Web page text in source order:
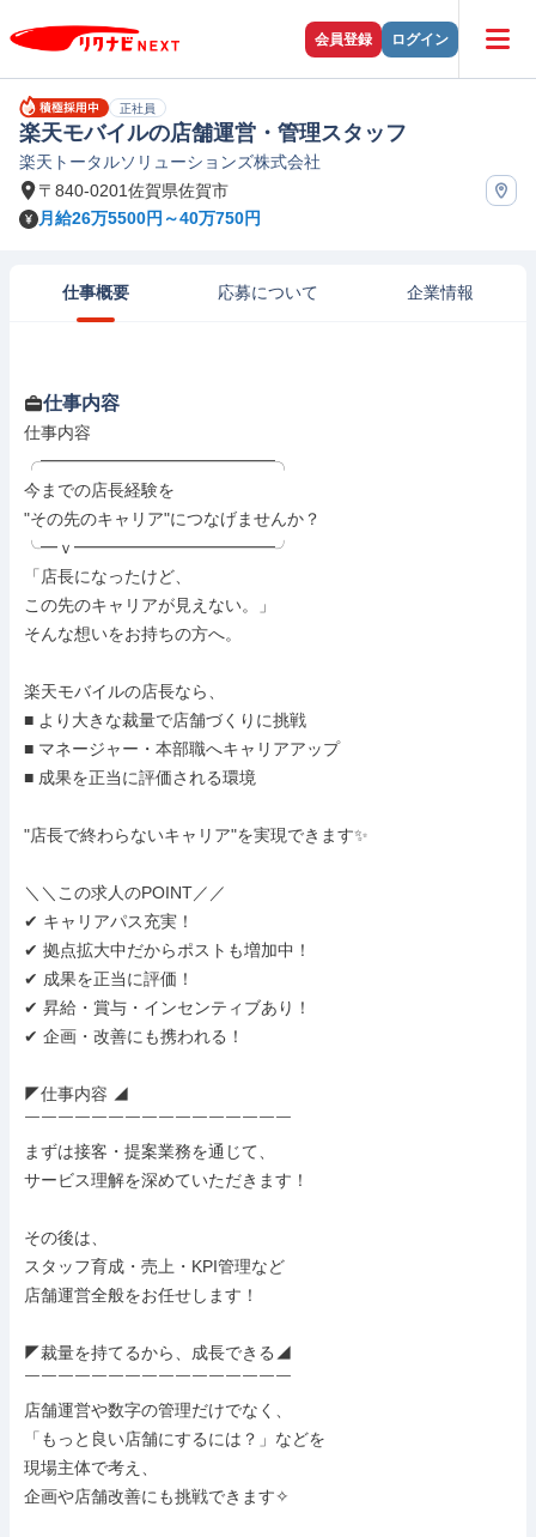
会員登録 ログイン
正社員
楽天モバイルの店舗運営・管理スタッフ
楽天トータルソリューションズ株式会社
〒840-0201佐賀県佐賀市
月給26万5500円～40万750円
仕事概要 応募について 企業情報
仕事内容
仕事内容
╭━━━━━━━━━━━━━━╮
今までの店長経験を
"その先のキャリア"につなげませんか？
╰━ｖ━━━━━━━━━━━━╯
「店長になったけど、
この先のキャリアが見えない。」
そんな想いをお持ちの方へ。
楽天モバイルの店長なら、
■ より大きな裁量で店舗づくりに挑戦
■ マネージャー・本部職へキャリアアップ
■ 成果を正当に評価される環境
"店長で終わらないキャリア"を実現できます✨
＼＼この求人のPOINT／／
✔ キャリアパス充実！
✔ 拠点拡大中だからポストも増加中！
✔ 成果を正当に評価！
✔ 昇給・賞与・インセンティブあり！
✔ 企画・改善にも携われる！
◤仕事内容 ◢
￣￣￣￣￣￣￣￣￣￣￣￣￣￣￣￣
まずは接客・提案業務を通じて、
サービス理解を深めていただきます！
その後は、
スタッフ育成・売上・KPI管理など
店舗運営全般をお任せします！
◤裁量を持てるから、成長できる◢
￣￣￣￣￣￣￣￣￣￣￣￣￣￣￣￣
店舗運営や数字の管理だけでなく、
「もっと良い店舗にするには？」などを
現場主体で考え、
企画や店舗改善にも挑戦できます✧